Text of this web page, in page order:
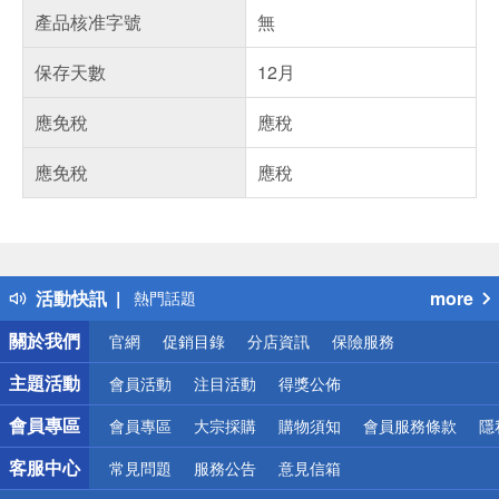
產品核准字號
無
保存天數
12月
應免稅
應稅
應免稅
應稅
活動快訊
得獎公告
熱門話題
銀行優惠
偏遠地區配送
詐騙網頁！請小心！
more
關於我們
官網 促銷目錄 分店資訊 保險服務
主題活動 會員活動 注目活動 得獎公佈
會員專區 會員專區 大宗採購 購物須知 會員服務條款 隱
客服中心 常見問題 服務公告 意見信箱